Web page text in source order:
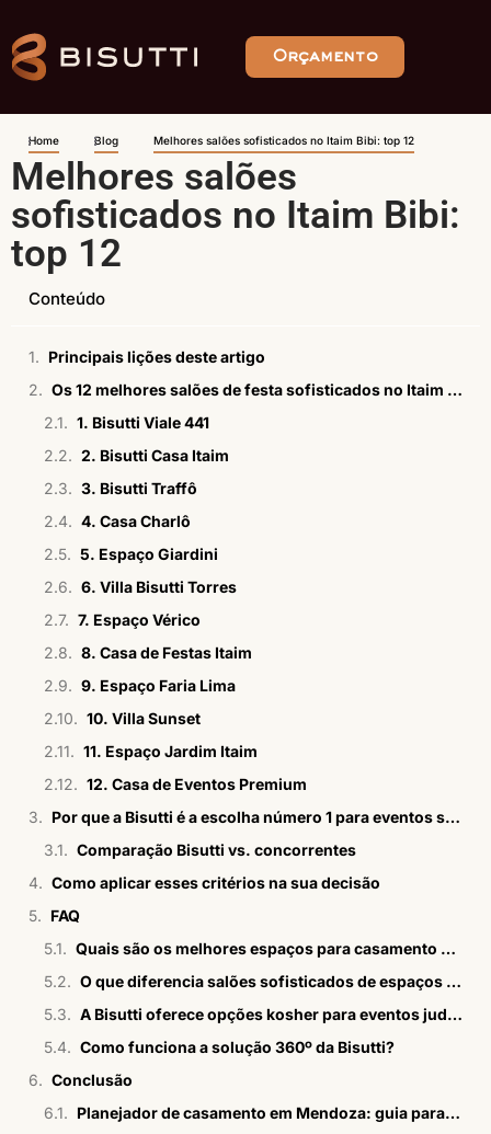
Orçamento
Home Blog Melhores salões sofisticados no Itaim Bibi: top 12
Melhores salões
sofisticados no Itaim Bibi:
top 12
Conteúdo
Principais lições deste artigo
Os 12 melhores salões de festa sofisticados no Itaim Bibi e região
1. Bisutti Viale 441
2. Bisutti Casa Itaim
3. Bisutti Traffô
4. Casa Charlô
5. Espaço Giardini
6. Villa Bisutti Torres
7. Espaço Vérico
8. Casa de Festas Itaim
9. Espaço Faria Lima
10. Villa Sunset
11. Espaço Jardim Itaim
12. Casa de Eventos Premium
Por que a Bisutti é a escolha número 1 para eventos sofisticados?
Comparação Bisutti vs. concorrentes
Como aplicar esses critérios na sua decisão
FAQ
Quais são os melhores espaços para casamento no Itaim Bibi?
O que diferencia salões sofisticados de espaços convencionais?
A Bisutti oferece opções kosher para eventos judaicos?
Como funciona a solução 360º da Bisutti?
Conclusão
Planejador de casamento em Mendoza: guia para brasileiros